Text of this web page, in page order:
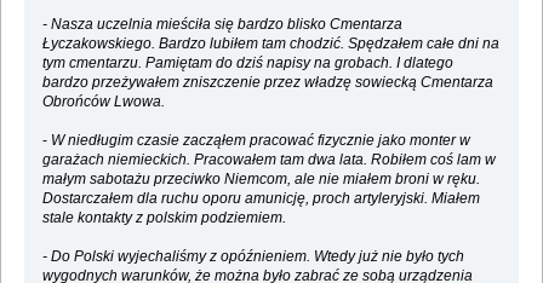
- Nasza uczelnia mieściła się bardzo blisko Cmentarza
Łyczakowskiego. Bardzo lubiłem tam chodzić. Spędzałem całe dni na
tym cmentarzu. Pamiętam do dziś napisy na grobach. I dlatego
bardzo przeżywałem zniszczenie przez władzę sowiecką Cmentarza
Obrońców Lwowa.
- W niedługim czasie zacząłem pracować fizycznie jako monter w
garażach niemieckich. Pracowałem tam dwa lata. Robiłem coś lam w
małym sabotażu przeciwko Niemcom, ale nie miałem broni w ręku.
Dostarczałem dla ruchu oporu amunicję, proch artyleryjski. Miałem
stale kontakty z polskim podziemiem.
- Do Polski wyjechaliśmy z opóźnieniem. Wtedy już nie było tych
wygodnych warunków, że można było zabrać ze sobą urządzenia